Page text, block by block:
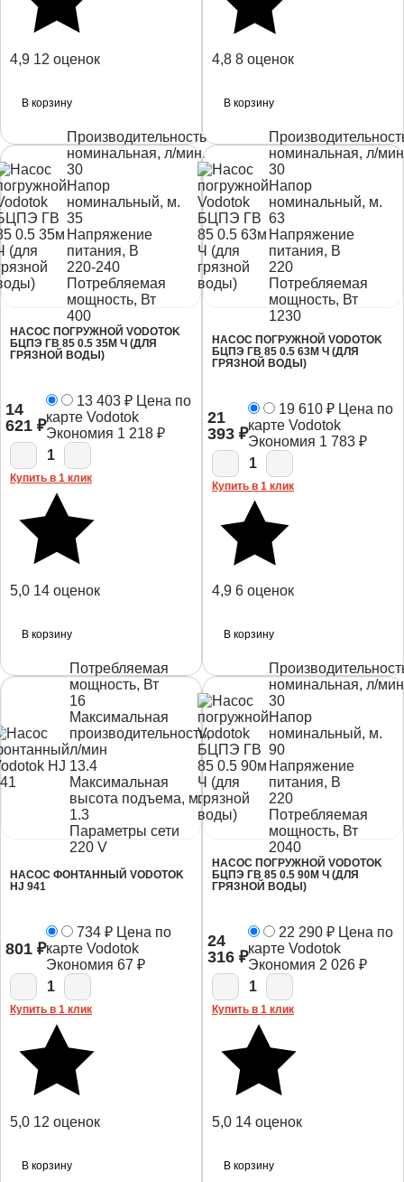
4,9 12 оценок
В корзину
4,8 8 оценок
В корзину
Производительность
номинальная, л/мин.
30
Напор
номинальный, м.
35
Напряжение
питания, В
220-240
Потребляемая
мощность, Вт
400
НАСОС ПОГРУЖНОЙ VODOTOK
БЦПЭ ГВ 85 0.5 35М Ч (ДЛЯ
ГРЯЗНОЙ ВОДЫ)
14
621 ₽
13 403 ₽ Цена по
карте Vodotok
Экономия 1 218 ₽
1
Купить в 1 клик
5,0 14 оценок
В корзину
номинальная, л/
30
Напор
номинальный, м.
63
Напряжение
питания, В
220
Потребляемая
мощность, Вт
1230
НАСОС ПОГРУЖНОЙ VODOTOK
БЦПЭ ГВ 85 0.5 63М Ч (ДЛЯ
ГРЯЗНОЙ ВОДЫ)
21
393 ₽
19 610 ₽ Цена по
карте Vodotok
Экономия 1 783 ₽
1
Купить в 1 клик
4,9 6 оценок
В корзину
Потребляемая
мощность, Вт
16
Максимальная
производительность,
л/мин
13.4
Максимальная
высота подъема, м.
1.3
Параметры сети
220 V
НАСОС ФОНТАННЫЙ VODOTOK
HJ 941
801 ₽
734 ₽ Цена по
карте Vodotok
Экономия 67 ₽
1
Купить в 1 клик
5,0 12 оценок
В корзину
номинальная, л/
30
Напор
номинальный, м.
90
Напряжение
питания, В
220
Потребляемая
мощность, Вт
2040
НАСОС ПОГРУЖНОЙ VODOTOK
БЦПЭ ГВ 85 0.5 90М Ч (ДЛЯ
ГРЯЗНОЙ ВОДЫ)
24
316 ₽
22 290 ₽ Цена по
карте Vodotok
Экономия 2 026 ₽
1
Купить в 1 клик
5,0 14 оценок
В корзину